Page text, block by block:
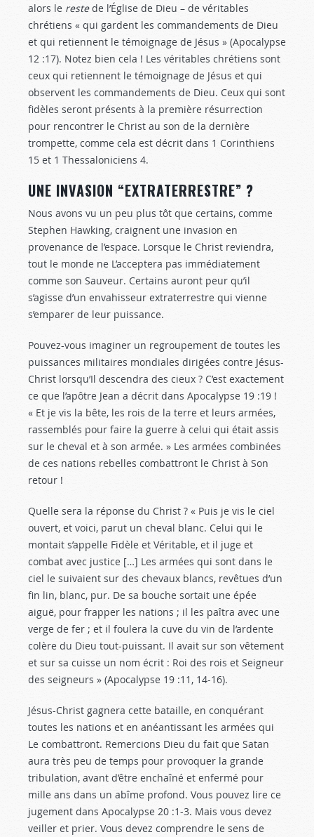
alors le restede l’Église de Dieu – de véritables
chrétiens « qui gardent les commandements de Dieu
et qui retiennent le témoignage de Jésus » (Apocalypse
12 :17). Notez bien cela ! Les véritables chrétiens sont
ceux qui retiennent le témoignage de Jésus et qui
observent les commandements de Dieu. Ceux qui sont
fidèles seront présents à la première résurrection
pour rencontrer le Christ au son de la dernière
trompette, comme cela est décrit dans 1 Corinthiens
15 et 1 Thessaloniciens 4.
UNE INVASION “EXTRATERRESTRE” ?
Nous avons vu un peu plus tôt que certains, comme
Stephen Hawking, craignent une invasion en
provenance de l’espace. Lorsque le Christ reviendra,
tout le monde ne L’acceptera pas immédiatement
comme son Sauveur. Certains auront peur qu’il
s’agisse d’un envahisseur extraterrestre qui vienne
s’emparer de leur puissance.
Pouvez-vous imaginer un regroupement de toutes les
puissances militaires mondiales dirigées contre Jésus-
Christ lorsqu’Il descendra des cieux ? C’est exactement
ce que l’apôtre Jean a décrit dans Apocalypse 19 :19 !
« Et je vis la bête, les rois de la terre et leurs armées,
rassemblés pour faire la guerre à celui qui était assis
sur le cheval et à son armée. » Les armées combinées
de ces nations rebelles combattront le Christ à Son
retour !
Quelle sera la réponse du Christ ? « Puis je vis le ciel
ouvert, et voici, parut un cheval blanc. Celui qui le
montait s’appelle Fidèle et Véritable, et il juge et
combat avec justice […] Les armées qui sont dans le
ciel le suivaient sur des chevaux blancs, revêtues d’un
fin lin, blanc, pur. De sa bouche sortait une épée
aiguë, pour frapper les nations ; il les paîtra avec une
verge de fer ; et il foulera la cuve du vin de l’ardente
colère du Dieu tout-puissant. Il avait sur son vêtement
et sur sa cuisse un nom écrit : Roi des rois et Seigneur
des seigneurs » (Apocalypse 19 :11 , 14-16).
Jésus-Christ gagnera cette bataille, en conquérant
toutes les nations et en anéantissant les armées qui
Le combattront. Remercions Dieu du fait que Satan
aura très peu de temps pour provoquer la grande
tribulation, avant d’être enchaîné et enfermé pour
mille ans dans un abîme profond. Vous pouvez lire ce
jugement dans Apocalypse 20 :1-3. Mais vous devez
veiller et prier. Vous devez comprendre le sens de